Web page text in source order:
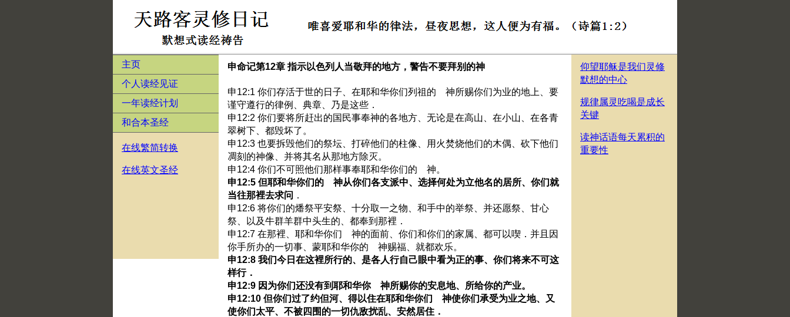
主页
个人读经见证
一年读经计划
和合本圣经
在线繁简转换
在线英文圣经
申命记第12章 指示以色列人当敬拜的地方，警告不要拜别的神
申12:1 你们存活于世的日子、在耶和华你们列祖的 神所赐你们为业的地上、要
谨守遵行的律例、典章、乃是这些．
申12:2 你们要将所赶出的国民事奉神的各地方、无论是在高山、在小山、在各青
翠树下、都毁坏了。
申12:3 也要拆毁他们的祭坛、打碎他们的柱像、用火焚烧他们的木偶、砍下他们
凋刻的神像、并将其名从那地方除灭。
申12:4 你们不可照他们那样事奉耶和华你们的 神。
申12:5 但耶和华你们的 神从你们各支派中、选择何处为立他名的居所、你们就
当往那裡去求问 ．
申12:6 将你们的燔祭平安祭、十分取一之物、和手中的举祭、并还愿祭、甘心
祭、以及牛群羊群中头生的、都奉到那裡．
申12:7 在那裡、耶和华你们 神的面前、你们和你们的家属、都可以喫．并且因
你手所办的一切事、蒙耶和华你的 神赐福、就都欢乐。
申12:8 我们今日在这裡所行的、是各人行自己眼中看为正的事、你们将来不可这
样行．
申12:9 因为你们还没有到耶和华你 神所赐你的安息地、所给你的产业。
申12:10 但你们过了约但河、得以住在耶和华你们 神使你们承受为业之地、又
使你们太平、不被四围的一切仇敌扰乱、安然居住．
仰望耶稣是我们灵修
默想的中心
规律属灵吃喝是成长
关键
读神话语每天累积的
重要性